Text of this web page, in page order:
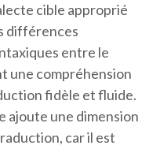
cible approprié
différences
entre le
une compréhension
fidèle et fluide.
ajoute une dimension
car il est